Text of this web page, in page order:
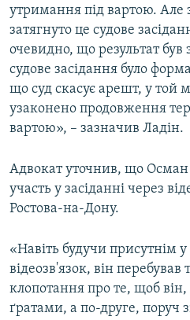
утримання під вартою. Але
затягнуто це судове
очевидно, що результат був
судове засідання було
що суд скасує арешт, у той
узаконено продовження
вартою», – зазначив Ладін.
Адвокат уточнив, що
участь у засіданні через
Ростова-на-Дону.
«Навіть будучи присутнім
відеозв'язок, він
клопотання про те, щоб
ґратами, а по-друге, поруч